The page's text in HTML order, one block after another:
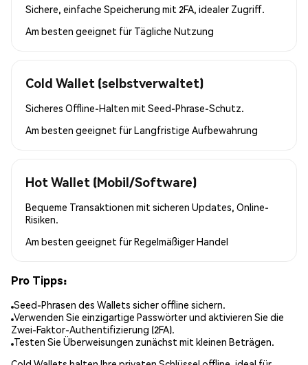
Sichere, einfache Speicherung mit 2FA, idealer Zugriff.
Am besten geeignet für Tägliche Nutzung
Cold Wallet (selbstverwaltet)
Sicheres Offline-Halten mit Seed-Phrase-Schutz.
Am besten geeignet fürLangfristige Aufbewahrung
Hot Wallet (Mobil/Software)
Bequeme Transaktionen mit sicheren Updates, Online-
Risiken.
Am besten geeignet fürRegelmäßiger Handel
Pro Tipps:
Seed-Phrasen des Wallets sicher offline sichern.
Verwenden Sie einzigartige Passwörter und aktivieren Sie die
Zwei-Faktor-Authentifizierung (2FA).
Testen Sie Überweisungen zunächst mit kleinen Beträgen.